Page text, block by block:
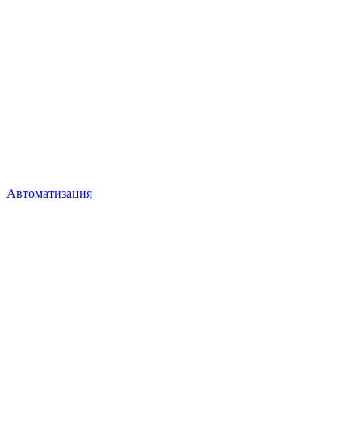
Автоматизация